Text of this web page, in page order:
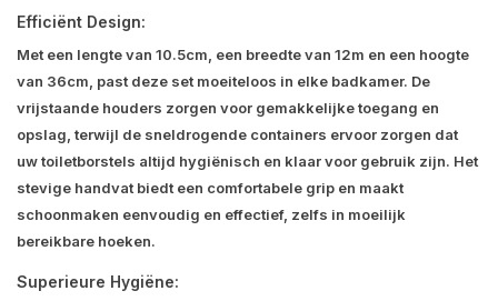
Efficiënt Design:
Met een lengte van 10.5cm, een breedte van 12m en een hoogte
van 36cm, past deze set moeiteloos in elke badkamer. De
vrijstaande houders zorgen voor gemakkelijke toegang en
opslag, terwijl de sneldrogende containers ervoor zorgen dat
uw toiletborstels altijd hygiënisch en klaar voor gebruik zijn. Het
stevige handvat biedt een comfortabele grip en maakt
schoonmaken eenvoudig en effectief, zelfs in moeilijk
bereikbare hoeken.
Superieure Hygiëne: